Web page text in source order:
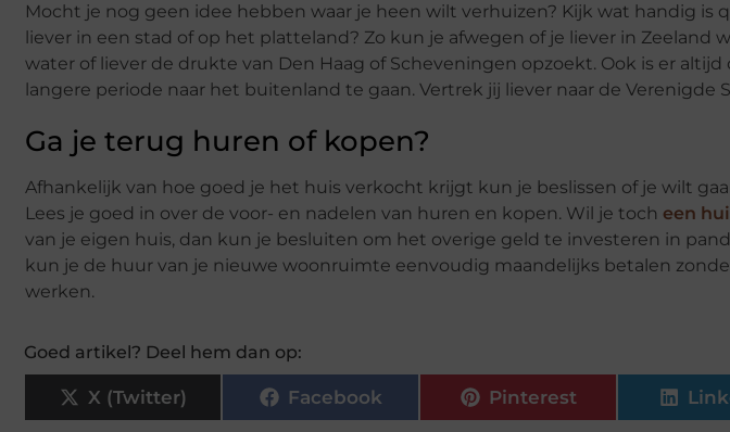
Mocht je nog geen idee hebben waar je heen wilt verhuizen? Kijk wat handig is
liever in een stad of op het platteland? Zo kun je afwegen of je liever in Zeeland
water of liever de drukte van Den Haag of Scheveningen opzoekt. Ook is er
langere periode naar het buitenland te gaan. Vertrek jij liever naar de Verenigde
Ga je terug huren of kopen?
Afhankelijk van hoe goed je het huis verkocht krijgt kun je beslissen of je wilt
Lees je goed in over de voor- en nadelen van huren en kopen. Wil je toch een
van je eigen huis, dan kun je besluiten om het overige geld te investeren in
kun je de huur van je nieuwe woonruimte eenvoudig maandelijks betalen
werken.
Goed artikel? Deel hem dan op:
X (Twitter) Facebook Pinterest